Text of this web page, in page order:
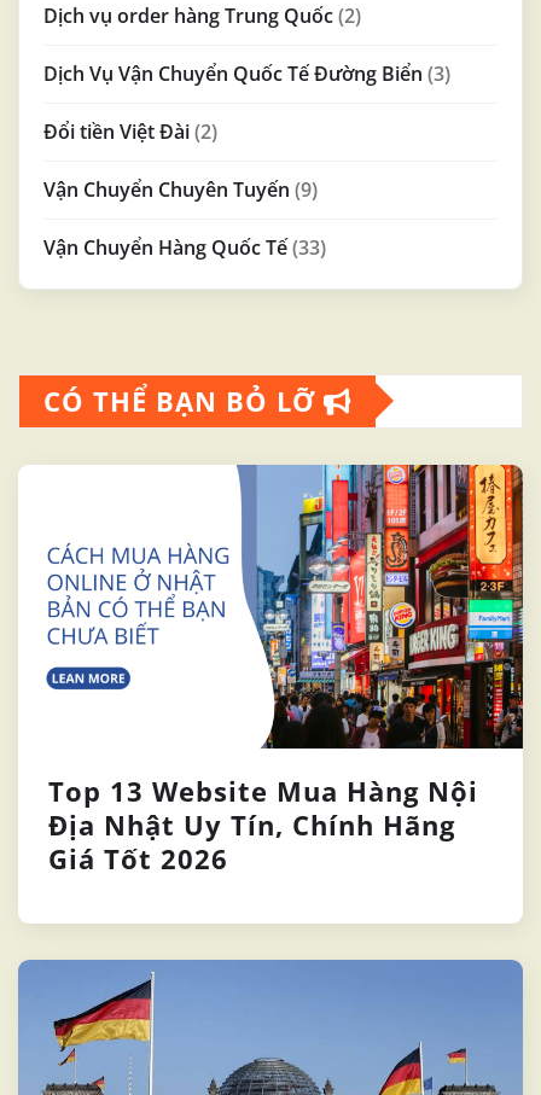
Dịch vụ order hàng Trung Quốc(2)
Dịch Vụ Vận Chuyển Quốc Tế Đường Biển (3)
Đổi tiền Việt Đài(2)
Vận Chuyển Chuyên Tuyến (9)
Vận Chuyển Hàng Quốc Tế(33)
CÓ THỂ BẠN BỎ LỠ
Top 13 Website Mua Hàng Nội
Địa Nhật Uy Tín, Chính Hãng
Giá Tốt 2026